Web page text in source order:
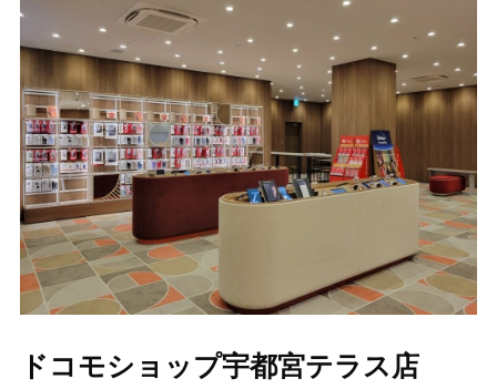
ドコモショップ宇都宮テラス店